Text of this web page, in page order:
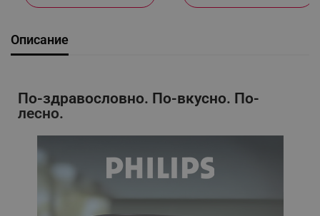
Описание
По-здравословно. По-вкусно. По-
лесно.